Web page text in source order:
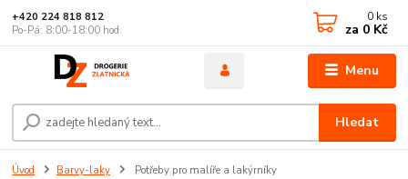
Menu
Hledat
+420 224 818 812
Po-Pá: 8:00-18:00 hod.
0 ks
za 0 Kč
Úvod Barvy-laky Potřeby pro malíře a lakýrníky